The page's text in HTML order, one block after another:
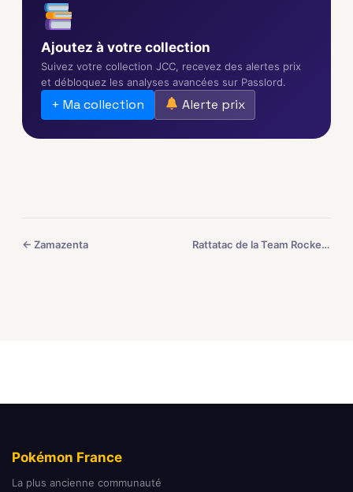
Ajoutez à votre collection
Suivez votre collection JCC, recevez des alertes prix
et débloquez les analyses avancées sur Passlord.
+ Ma collection Alerte prix
← Zamazenta Rattatac de la Team Rocket →
Pokémon France
La plus ancienne communauté